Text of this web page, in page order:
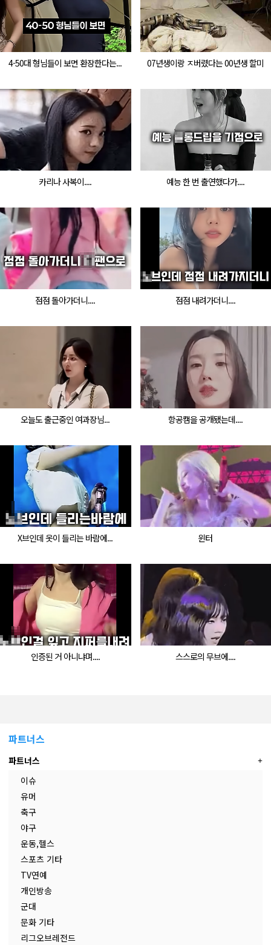
4-50대 형님들이 보면 환장한다는... 07년생이랑 ㅈ버렸다는 00년생 할미
카리나 사복이.... 예능 한 번 출연했다가....
점점 돌아가더니.... 점점 내려가더니....
오늘도 출근중인 여과장님... 항공캠을 공개됐는데....
X브인데 옷이 들리는 바람에... 윈터
인증된 거 아니냐며.... 스스로의 무브에....
파트너스
파트너스
이슈
유머
축구
야구
운동,헬스
스포츠 기타
TV연예
개인방송
군대
문화 기타
리그오브레전드